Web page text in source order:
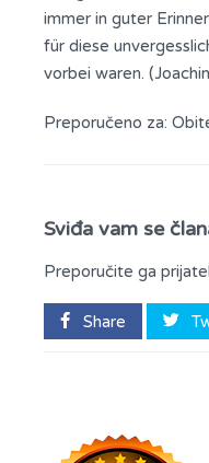
immer in guter
für diese
vorbei waren.
Preporučeno za:
Sviđa vam se
Preporučite ga
Share